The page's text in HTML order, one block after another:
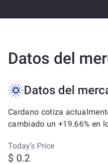
Datos del
Datos del
Cardano cotiza
cambiado un +19.66% en
Today’s Price
$ 0.2